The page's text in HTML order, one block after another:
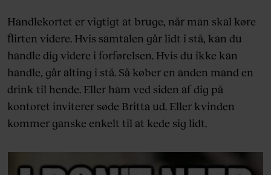
Handlekortet er vigtigt at bruge, når man skal køre
flirten videre. Hvis samtalen går lidt i stå, kan du
handle dig videre i forførelsen. Hvis du ikke kan
handle, går alting i stå. Så køber en anden mand en
drink til hende. Eller ham ved siden af dig på
kontoret inviterer søde Britta ud. Eller kvinden
kommer ganske enkelt til at kede sig lidt.